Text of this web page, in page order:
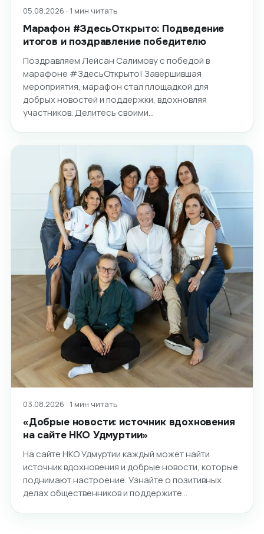
05.08.2026 · 1 мин читать
Марафон #ЗдесьОткрыто: Подведение
итогов и поздравление победителю
Поздравляем Лейсан Салимову с победой в
марафоне #ЗдесьОткрыто! Завершившая
мероприятия, марафон стал площадкой для
добрых новостей и поддержки, вдохновляя
участников. Делитесь своими…
03.08.2026 · 1 мин читать
«Добрые новости: источник вдохновения
на сайте НКО Удмуртии»
На сайте НКО Удмуртии каждый может найти
источник вдохновения и добрые новости, которые
поднимают настроение. Узнайте о позитивных
делах общественников и поддержите…